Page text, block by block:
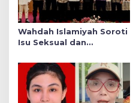
Wahdah Islamiyah Soroti
Isu Seksual dan
pada Semarak Muktamar
V di Palu